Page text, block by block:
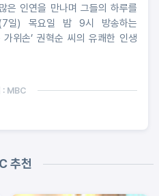
은 인연을 만나며 그들의 하루를
일) 목요일 밤 9시 방송하는
위손’ 권혁순 씨의 유쾌한 인생
: MBC
추천